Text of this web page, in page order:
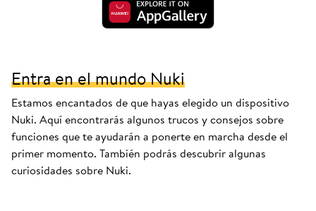
Entra en el mundo Nuki
Estamos encantados de que hayas elegido un dispositivo
Nuki. Aquí encontrarás algunos trucos y consejos sobre
funciones que te ayudarán a ponerte en marcha desde el
primer momento. También podrás descubrir algunas
curiosidades sobre Nuki.